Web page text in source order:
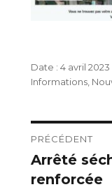
Publié
le
4 avril 2023
Informations,
de
PRÉCÉDENT
Publication
précédente :
Arrêté
renforcée